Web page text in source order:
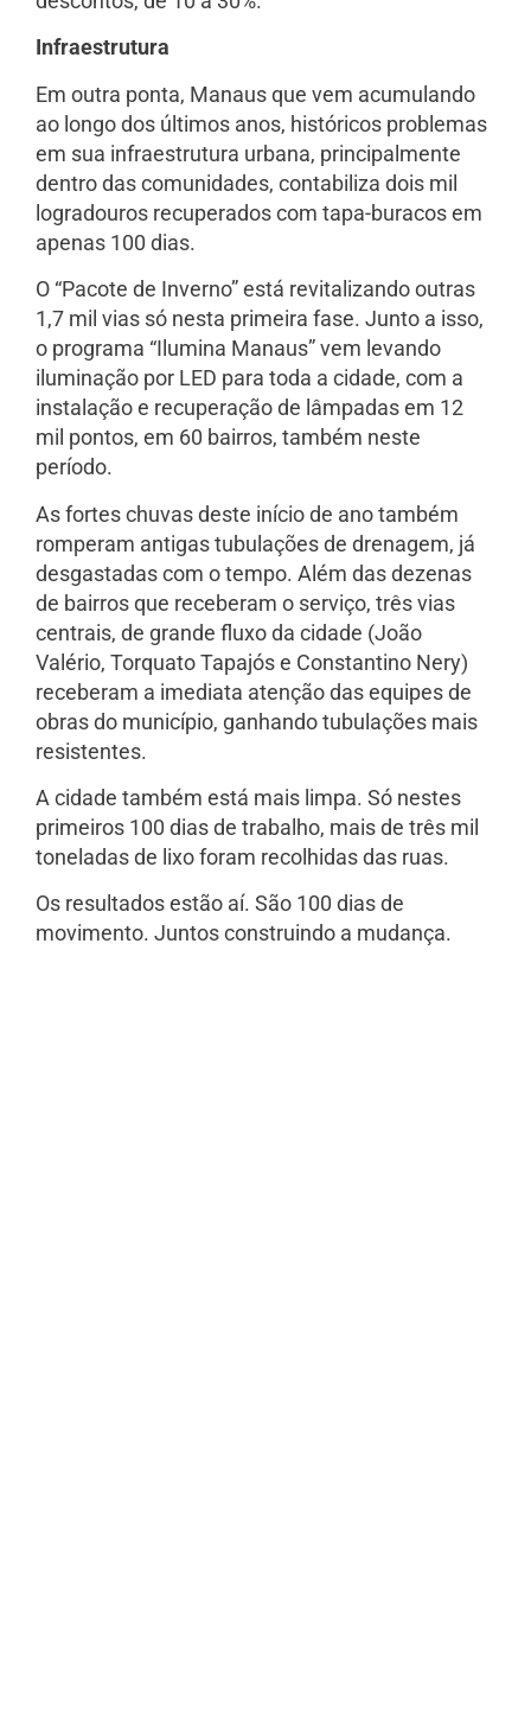
Infraestrutura
Em outra ponta, Manaus que vem acumulando
ao longo dos últimos anos, históricos problemas
em sua infraestrutura urbana, principalmente
dentro das comunidades, contabiliza dois mil
logradouros recuperados com tapa-buracos em
apenas 100 dias.
O “Pacote de Inverno” está revitalizando outras
1,7 mil vias só nesta primeira fase. Junto a isso,
o programa “Ilumina Manaus” vem levando
iluminação por LED para toda a cidade, com a
instalação e recuperação de lâmpadas em 12
mil pontos, em 60 bairros, também neste
período.
As fortes chuvas deste início de ano também
romperam antigas tubulações de drenagem, já
desgastadas com o tempo. Além das dezenas
de bairros que receberam o serviço, três vias
centrais, de grande fluxo da cidade (João
Valério, Torquato Tapajós e Constantino Nery)
receberam a imediata atenção das equipes de
obras do município, ganhando tubulações mais
resistentes.
A cidade também está mais limpa. Só nestes
primeiros 100 dias de trabalho, mais de três mil
toneladas de lixo foram recolhidas das ruas.
Os resultados estão aí. São 100 dias de
movimento. Juntos construindo a mudança.